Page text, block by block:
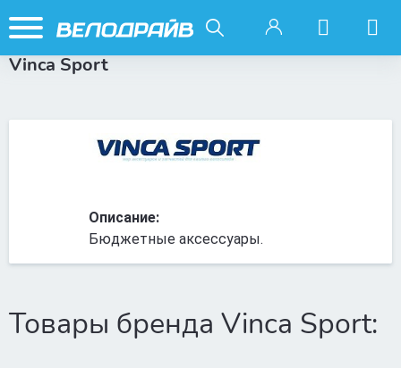
Vinca Sport
Описание:
Бюджетные аксессуары.
Товары бренда Vinca Sport: